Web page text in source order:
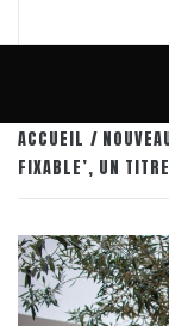
ACCUEIL
FIXABLE’, UN